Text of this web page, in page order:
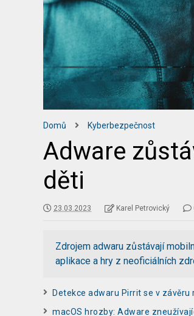
Domů Kyberbezpečnost
Adware
děti
23.03.2023 Karel Petrovický
Zdrojem adwaru zůstávají
aplikace a hry z neoficiálních
Detekce adwaru Pirrit se v závěru
macOS hrozby: Adware